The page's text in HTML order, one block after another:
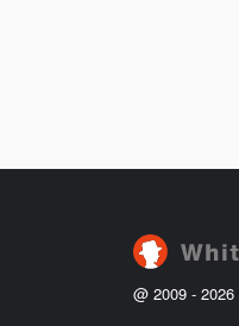
@ 2009 - 2026